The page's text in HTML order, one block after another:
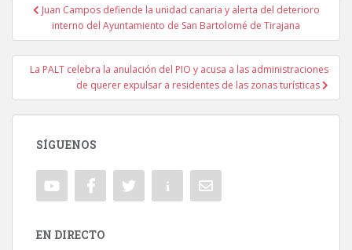
Navegación de entradas
Juan Campos defiende la unidad canaria y alerta del deterioro
interno del Ayuntamiento de San Bartolomé de Tirajana
La PALT celebra la anulación del PIO y acusa a las administraciones
de querer expulsar a residentes de las zonas turísticas
SÍGUENOS
EN DIRECTO